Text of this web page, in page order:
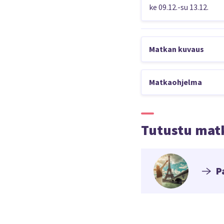
ke 09.12.-su 13.12.
Matkan kuvaus
Omatoimisella
täynnä historiaa,
Matkaohjelma
Lentokentältä
Tutustu